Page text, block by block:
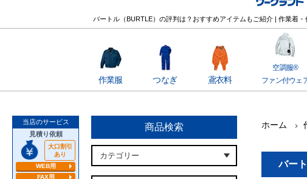
バートル（BURTLE）の評判は？おすすめアイテムもご紹介 | 作業着
作業服 つなぎ 鳶衣料
空調服®
ファン付ウェ
ホーム
バー
当店のサービス
見積り依頼
大口割引
あり
WEB用
FAX用
商品検索